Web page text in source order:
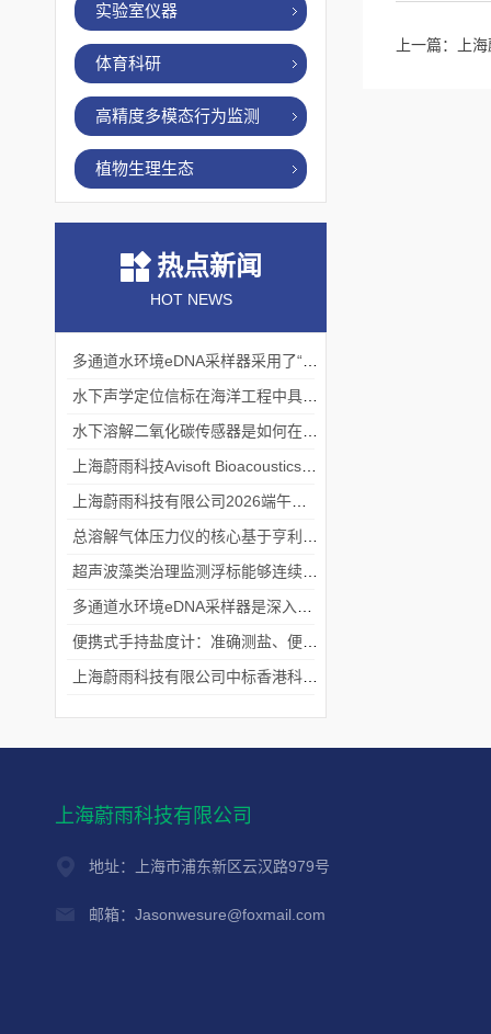
实验室仪器
体育科研
高精度多模态行为监测
植物生理生态
热点新闻
HOT NEWS
上一篇： 上
上海蔚雨科技有限公司
地址：上海市浦东新区云汉路979号
邮箱：Jasonwesure@foxmail.com